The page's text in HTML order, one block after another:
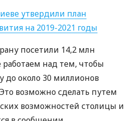
утвердили план
на 2019-2021 годы
посетили 14,2 млн
над тем, чтобы
до около 30 миллионов
возможно сделать путем
возможностей столицы и